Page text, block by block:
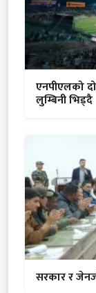
एनपीएलको
लुम्बिनी भिड्दै
सरकार र